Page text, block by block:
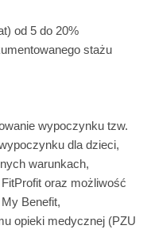
od 5 do 20%
stażu
wypoczynku tzw.
dla dzieci,
warunkach,
oraz możliwość
Benefit,
opieki medycznej (PZU